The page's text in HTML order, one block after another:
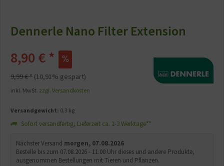
Dennerle Nano Filter Extension
8,90 € *
9,99 € * (10,91% gespart)
inkl. MwSt. zzgl. Versandkosten
Versandgewicht: 0.3 kg
Sofort versandfertig, Lieferzeit ca. 1-3 Werktage**
Nächster Versand morgen, 07.08.2026
Bestelle bis zum 07.08.2026 - 11:00 Uhr dieses und andere Produkte,
ausgenommen Bestellungen mit Tieren und Pflanzen.